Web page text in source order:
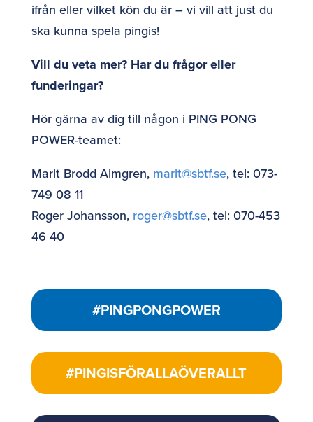
ifrån eller vilket kön du är – vi vill att just du
ska kunna spela pingis!
Vill du veta mer? Har du frågor eller
funderingar?
Hör gärna av dig till någon i PING PONG
POWER-teamet:
Marit Brodd Almgren, marit@sbtf.se, tel: 073-
749 08 11
Roger Johansson, roger@sbtf.se, tel: 070-453
46 40
#PINGPONGPOWER
#PINGISFÖRALLAÖVERALLT